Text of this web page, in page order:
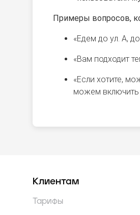
Примеры вопросов,
«Едем до ул. А,
«Вам подходит
«Если хотите,
можем включить
Клиентам
Тарифы